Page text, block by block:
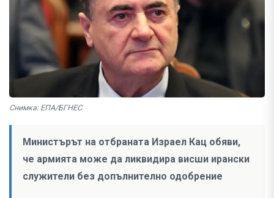
Снимка: ЕПА/БГНЕС
Министърът на отбраната Израел Кац обяви,
че армията може да ликвидира висши ирански
служители без допълнително одобрение